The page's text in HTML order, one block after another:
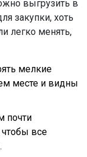
выгрузить в
закупки, хоть
легко менять,
мелкие
месте и видны
почти
все